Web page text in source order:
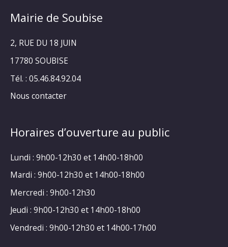
Mairie de Soubise
2, RUE DU 18 JUIN
17780 SOUBISE
Tél. : 05.46.84.92.04
Nous contacter
Horaires d’ouverture au public
Lundi : 9h00-12h30 et 14h00-18h00
Mardi : 9h00-12h30 et 14h00-18h00
Mercredi : 9h00-12h30
Jeudi : 9h00-12h30 et 14h00-18h00
Vendredi : 9h00-12h30 et 14h00-17h00